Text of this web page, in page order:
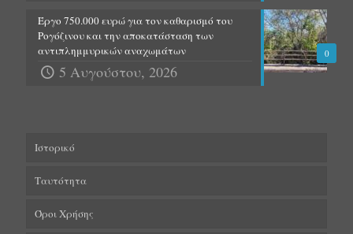
0
Έργο 750.000 ευρώ για τον καθαρισμό του
Ρογόζινου και την αποκατάσταση των
αντιπλημμυρικών αναχωμάτων
5 Αυγούστου, 2026
Ιστορικό
Ταυτότητα
Όροι Χρήσης